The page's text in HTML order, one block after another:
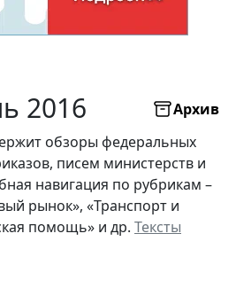
2016
Архив
обзоры федеральных
писем министерств и
навигация по рубрикам –
рынок», «Транспорт и
помощь» и др. Тексты